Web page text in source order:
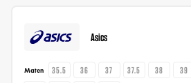
Asics
Maten 35.5 36 37 37.5 38 39